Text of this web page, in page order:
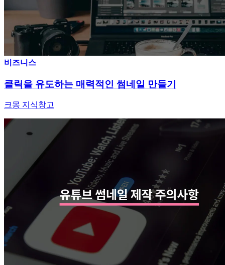
비즈니스
클릭을 유도하는 매력적인 썸네일 만들기
크몽 지식창고